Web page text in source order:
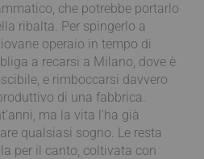
che potrebbe portarlo
ribalta. Per spingerlo a
operaio in tempo di
a recarsi a Milano, dove è
e rimboccarsi davvero
di una fabbrica.
ma la vita l’ha già
qualsiasi sogno. Le resta
per il canto, coltivata con